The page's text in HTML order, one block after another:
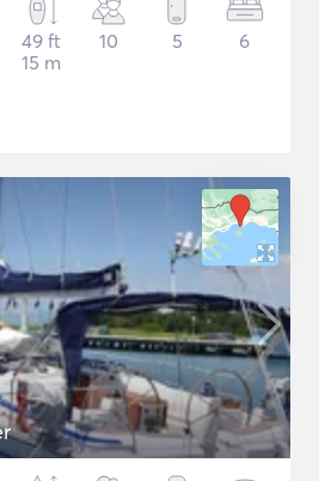
49 ft
15 m
10 5 6